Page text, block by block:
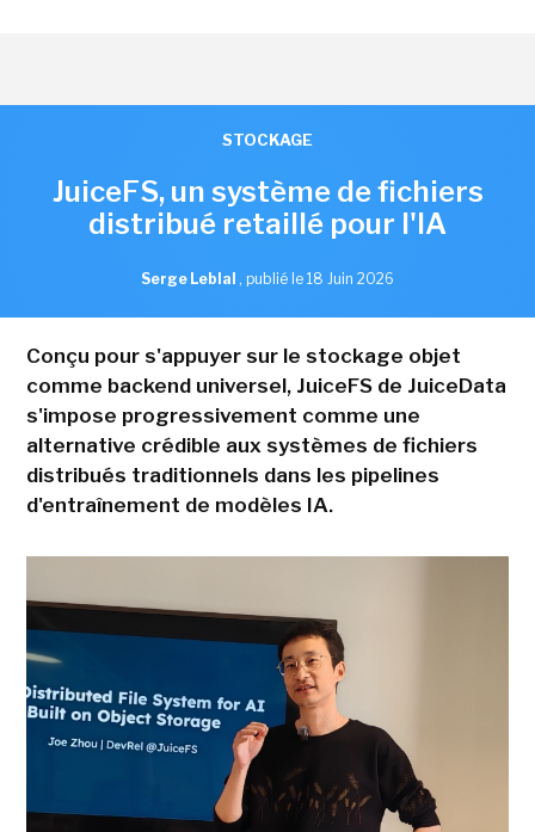
STOCKAGE
JuiceFS, un système de fichiers
distribué retaillé pour l'IA
Serge Leblal , publié le 18 Juin 2026
Conçu pour s'appuyer sur le stockage objet
comme backend universel, JuiceFS de JuiceData
s'impose progressivement comme une
alternative crédible aux systèmes de fichiers
distribués traditionnels dans les pipelines
d'entraînement de modèles IA.